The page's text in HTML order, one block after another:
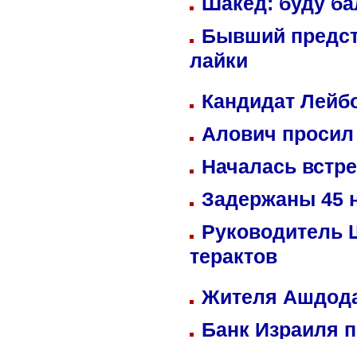
Бывший
лайки
Кандидат
Алович просил
Началась
Задержаны 45
Руководитель
терактов
Жителя
Банк Израиля